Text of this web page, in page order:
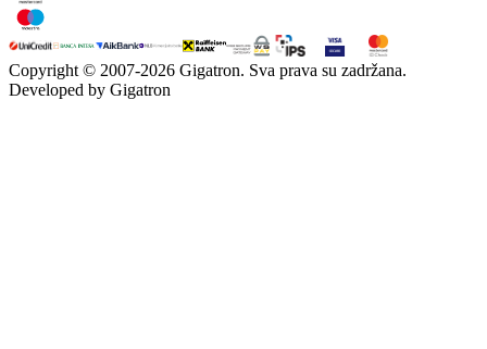
Copyright © 2007-2026 Gigatron. Sva prava su zadržana.
Developed by Gigatron